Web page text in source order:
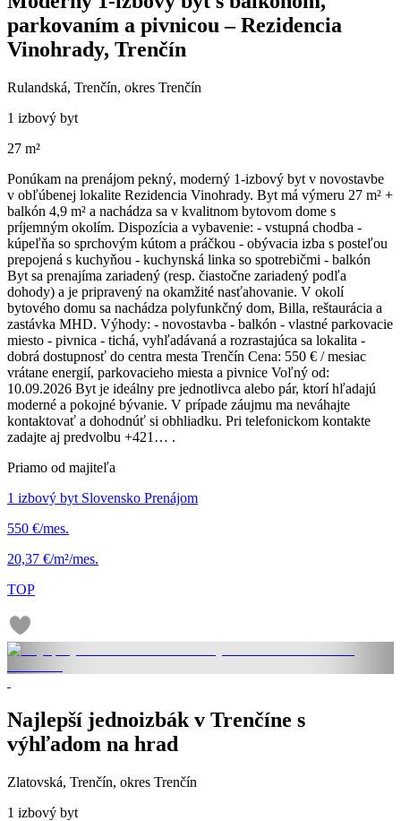
parkovaním a pivnicou – Rezidencia
Vinohrady, Trenčín
Rulandská, Trenčín, okres Trenčín
1 izbový byt
27 m²
Ponúkam na prenájom pekný, moderný 1-izbový byt v novostavbe
v obľúbenej lokalite Rezidencia Vinohrady. Byt má výmeru 27 m² +
balkón 4,9 m² a nachádza sa v kvalitnom bytovom dome s
príjemným okolím. Dispozícia a vybavenie: - vstupná chodba -
kúpeľňa so sprchovým kútom a práčkou - obývacia izba s posteľou
prepojená s kuchyňou - kuchynská linka so spotrebičmi - balkón
Byt sa prenajíma zariadený (resp. čiastočne zariadený podľa
dohody) a je pripravený na okamžité nasťahovanie. V okolí
bytového domu sa nachádza polyfunkčný dom, Billa, reštaurácia a
zastávka MHD. Výhody: - novostavba - balkón - vlastné parkovacie
miesto - pivnica - tichá, vyhľadávaná a rozrastajúca sa lokalita -
dobrá dostupnosť do centra mesta Trenčín Cena: 550 € / mesiac
vrátane energií, parkovacieho miesta a pivnice Voľný od:
10.09.2026 Byt je ideálny pre jednotlivca alebo pár, ktorí hľadajú
moderné a pokojné bývanie. V prípade záujmu ma neváhajte
kontaktovať a dohodnúť si obhliadku. Pri telefonickom kontakte
zadajte aj predvolbu +421… .
Priamo od majiteľa
1 izbový byt Slovensko Prenájom
550 €/mes.
20,37 €/m²/mes.
TOP
Najlepší jednoizbák v Trenčíne s
výhľadom na hrad
Zlatovská, Trenčín, okres Trenčín
1 izbový byt